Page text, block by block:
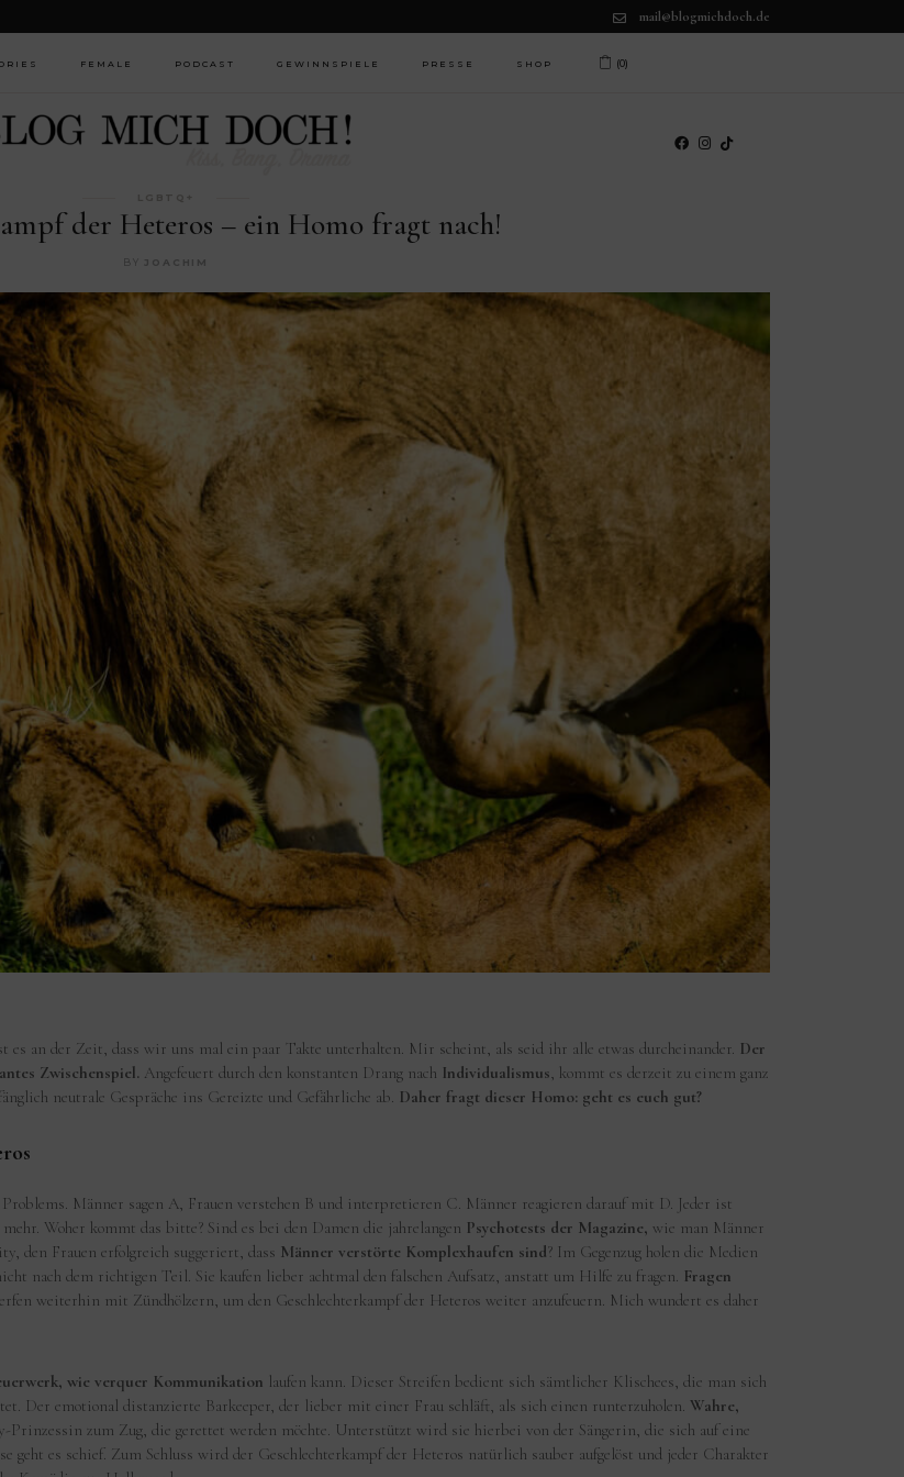
mail@blogmichdoch.de
FEMALE
LGBTQ+
PODCAST
SPOTIFY
APPLE
PODCASTS
GOOGLE
POCKET CASTS
RADIOPUBLIC
CASTRO
GEWINNSPIELE PRESSE SHOP (0)
LGBTQ+
der Heteros – ein Homo fragt nach!
BY JOACHIM
es an der Zeit, dass wir uns mal ein paar Takte unterhalten. Mir scheint, als seid ihr alle etwas durcheinander. Der
Zwischenspiel. Angefeuert durch den konstanten Drang nach Individualismus, kommt es derzeit zu einem ganz
neutrale Gespräche ins Gereizte und Gefährliche ab. Daher fragt dieser Homo: geht es euch gut?
Männer sagen A, Frauen verstehen B und interpretieren C. Männer reagieren darauf mit D. Jeder ist
Woher kommt das bitte? Sind es bei den Damen die jahrelangen Psychotests der Magazine, wie man Männer
den Frauen erfolgreich suggeriert, dass Männer verstörte Komplexhaufen sind? Im Gegenzug holen die Medien
nach dem richtigen Teil. Sie kaufen lieber achtmal den falschen Aufsatz, anstatt um Hilfe zu fragen. Fragen
weiterhin mit Zündhölzern, um den Geschlechterkampf der Heteros weiter anzufeuern. Mich wundert es daher
wie verquer Kommunikation laufen kann. Dieser Streifen bedient sich sämtlicher Klischees, die man sich
Der emotional distanzierte Barkeeper, der lieber mit einer Frau schläft, als sich einen runterzuholen. Wahre,
zum Zug, die gerettet werden möchte. Unterstützt wird sie hierbei von der Sängerin, die sich auf eine
es schief. Zum Schluss wird der Geschlechterkampf der Heteros natürlich sauber aufgelöst und jeder Charakter